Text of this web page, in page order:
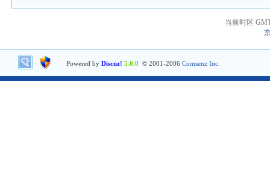
当前时区
Powered by Discuz! 5.0.0 © 2001-2006 Comsenz Inc.